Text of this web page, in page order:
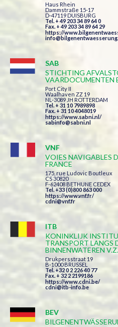
Haus Rhein
Dammstraße 15-17
D-47119 DUISBURG
Tel. + 49 203 34 89 64 0
Fax. + 49 203 34 89 64 29
https://
SAB
STICHTING
VAARDOCUMENTEN
Port City II
Waalhaven ZZ 19
NL-3089 JH ROTTERDAM
Tel. + 31 10 7989898
Fax. + 31 10 4048019
https://www.sabni.nl/
sabinfo@sabni.nl
VNF
VOIES NAVIGABLES
FRANCE
175, rue Ludovic Boutleux
CS 30820
F-62408 BETHUNE CEDEX
Tel. +33 (0)800 863 000
https://www.vnf.fr/
cdni@vnf.fr
ITB
KONINKLIJK
TRANSPORT LANGS
BINNENWATEREN
Drukpersstraat 19
B-1000 BRUSSEL
Tel. +32 0 2 226 40 77
Fax. + 32 2 2199186
https://www.cdni.be/
cdni@itb-info.be
BEV